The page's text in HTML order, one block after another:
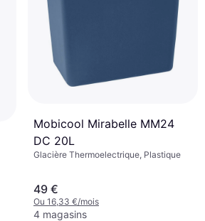
Mobicool Mirabelle MM24
DC 20L
Glacière Thermoelectrique, Plastique
49 €
Ou 16,33 €/mois
4 magasins